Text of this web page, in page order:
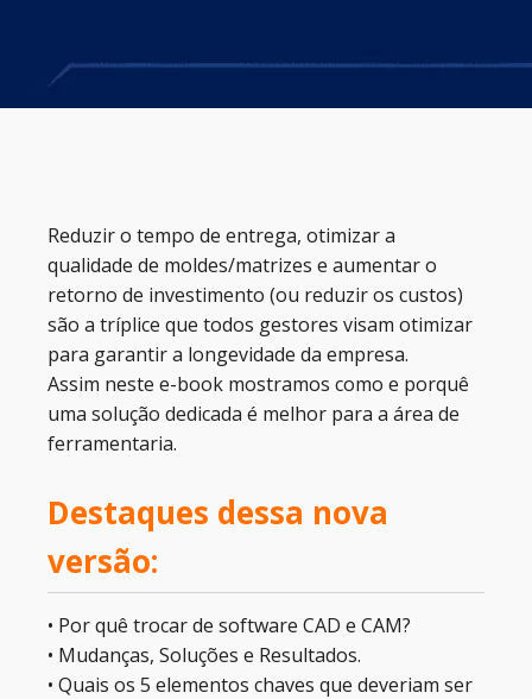
Reduzir o tempo de entrega, otimizar a
qualidade de moldes/matrizes e aumentar o
retorno de investimento (ou reduzir os custos)
são a tríplice que todos gestores visam otimizar
para garantir a longevidade da empresa.
Assim neste e-book mostramos como e porquê
uma solução dedicada é melhor para a área de
ferramentaria.
Destaques dessa nova
versão:
• Por quê trocar de software CAD e CAM?
• Mudanças, Soluções e Resultados.
• Quais os 5 elementos chaves que deveriam ser